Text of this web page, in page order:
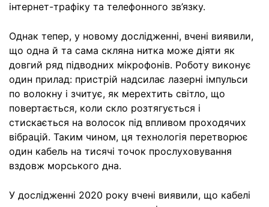
інтернет-трафіку та телефонного зв’язку.
Однак тепер, у новому дослідженні, вчені виявили,
що одна й та сама скляна нитка може діяти як
довгий ряд підводних мікрофонів. Роботу виконує
один прилад: пристрій надсилає лазерні імпульси
по волокну і зчитує, як мерехтить світло, що
повертається, коли скло розтягується і
стискається на волосок під впливом проходячих
вібрацій. Таким чином, ця технологія перетворює
один кабель на тисячі точок прослуховування
вздовж морського дна.
У дослідженні 2020 року вчені виявили, що кабелі